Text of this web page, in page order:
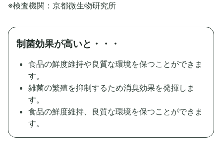
※検査機関：京都微生物研究所
制菌効果が高いと・・・
食品の鮮度維持や良質な環境を保つことができま
す。
雑菌の繁殖を抑制するため消臭効果を発揮しま
す。
食品の鮮度維持、良質な環境を保つことができま
す。